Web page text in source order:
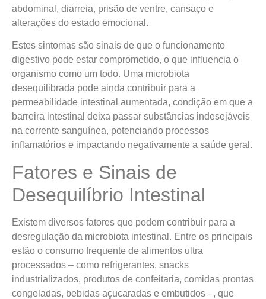
abdominal, diarreia, prisão de ventre, cansaço e
alterações do estado emocional.
Estes sintomas são sinais de que o funcionamento
digestivo pode estar comprometido, o que influencia o
organismo como um todo. Uma microbiota
desequilibrada pode ainda contribuir para a
permeabilidade intestinal aumentada, condição em que a
barreira intestinal deixa passar substâncias indesejáveis
na corrente sanguínea, potenciando processos
inflamatórios e impactando negativamente a saúde geral.
Fatores e Sinais de
Desequilíbrio Intestinal
Existem diversos fatores que podem contribuir para a
desregulação da microbiota intestinal. Entre os principais
estão o consumo frequente de alimentos ultra
processados – como refrigerantes, snacks
industrializados, produtos de confeitaria, comidas prontas
congeladas, bebidas açucaradas e embutidos –, que